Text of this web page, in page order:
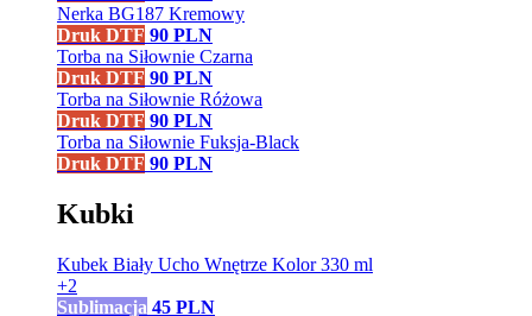
Nerka BG187 Kremowy
Druk DTF 90 PLN
Torba na Siłownie Czarna
Druk DTF 90 PLN
Torba na Siłownie Różowa
Druk DTF 90 PLN
Torba na Siłownie Fuksja-Black
Druk DTF 90 PLN
Kubki
Kubek Biały Ucho Wnętrze Kolor 330 ml
+2
Sublimacja 45 PLN